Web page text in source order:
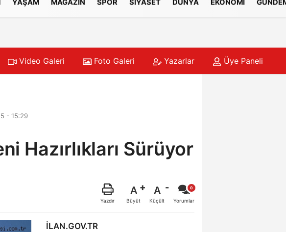
YAŞAM MAGAZİN SPOR SİYASET DÜNYA EKONOMİ
Video Galeri Foto Galeri Yazarlar Üye Paneli
- 15:29
Hazırlıkları Sürüyor
Yazdır
A
Büyüt
A
Küçült Yorumlar
ILAN.GOV.TR